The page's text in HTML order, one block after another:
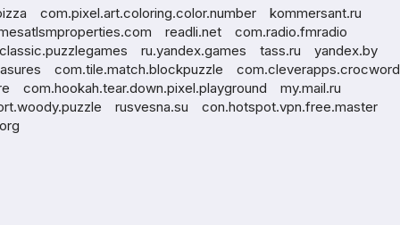
com.pixel.art.coloring.color.number
kommersant.ru
readli.net
com.radio.fmradio
ru.yandex.games tass.ru
yandex.by
com.tile.match.blockpuzzle
com.cleverapps.crocword
com.hookah.tear.down.pixel.playground
my.mail.ru
rusvesna.su
con.hotspot.vpn.free.master